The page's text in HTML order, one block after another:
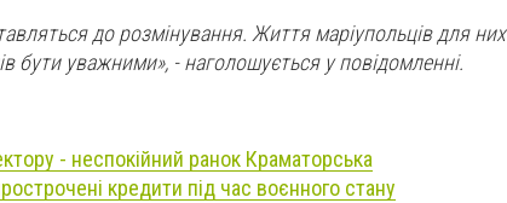
до розмінування. Життя маріупольців для них
бути уважними», - наголошується у повідомленні.
- неспокійний ранок Краматорська
кредити під час воєнного стану